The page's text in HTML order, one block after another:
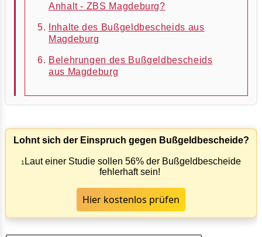
Anhalt - ZBS Magdeburg?
Inhalte des Bußgeldbescheids aus
Magdeburg
Belehrungen des Bußgeldbescheids
aus Magdeburg
Lohnt sich der Einspruch gegen Bußgeldbescheide?
1 Laut einer Studie sollen 56% der Bußgeldbescheide
fehlerhaft sein!
Hier kostenlos prüfen